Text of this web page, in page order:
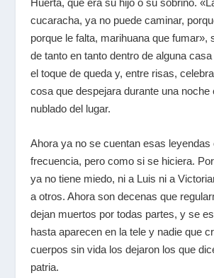
cucaracha, ya no puede caminar,
porque le falta, marihuana que fumar»,
de tanto en tanto dentro de alguna
el toque de queda y, entre risas,
cosa que despejara durante una noche
nublado del lugar.
Ahora ya no se cuentan esas leyendas
frecuencia, pero como si se hiciera.
ya no tiene miedo, ni a Luis ni a
a otros. Ahora son decenas que
dejan muertos por todas partes, y se
hasta aparecen en la tele y nadie que
cuerpos sin vida los dejaron los que
patria.